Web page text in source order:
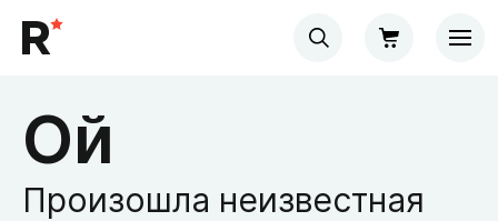
Ой
Произошла неизвестная